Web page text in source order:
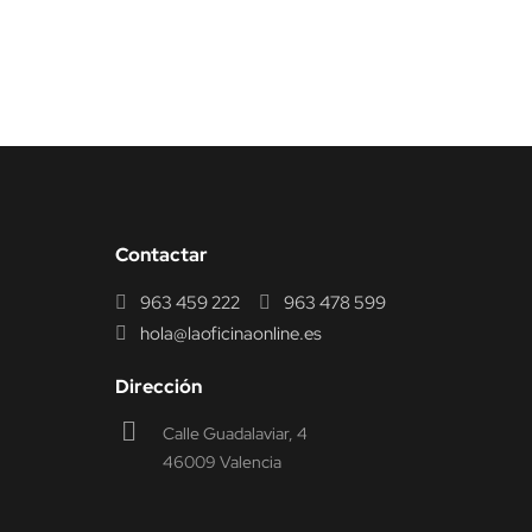
Contactar
963 459 222
963 478 599
hola@laoficinaonline.es
Dirección
Calle Guadalaviar, 4
46009 Valencia